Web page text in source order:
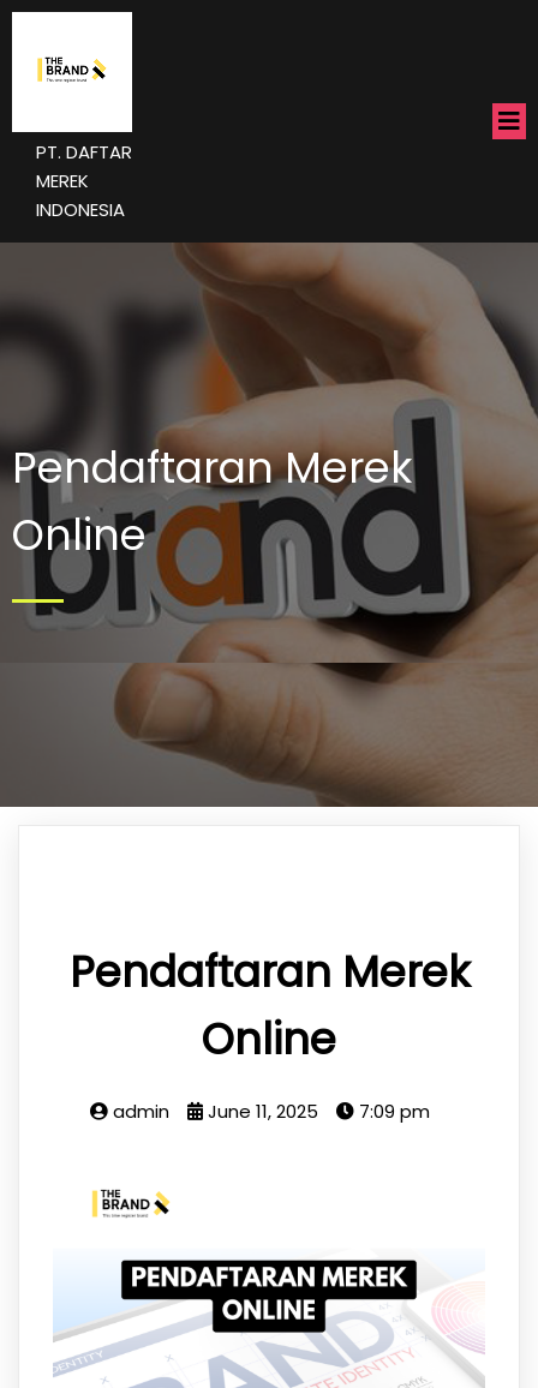
PT. DAFTAR
MEREK
INDONESIA
Pendaftaran Merek
Online
Pendaftaran Merek
Online
admin June 11, 2025 7:09 pm